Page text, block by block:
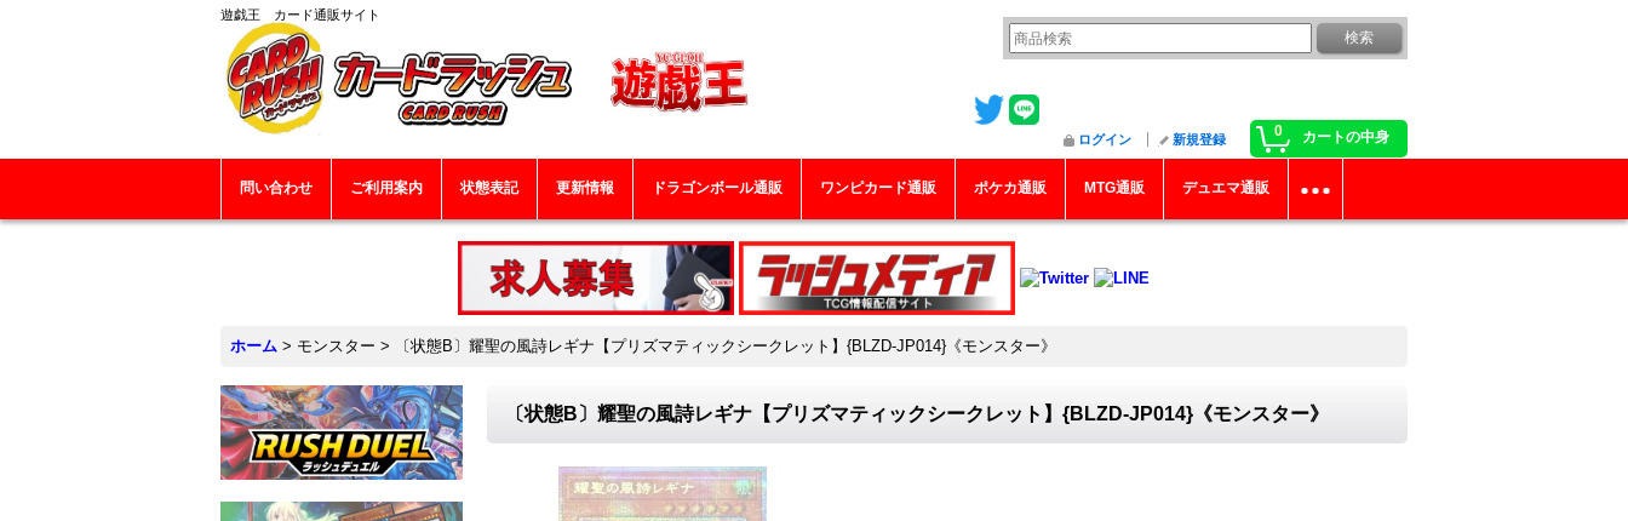
遊戯王 カード通販サイト
0 カートの中身
ログイン 新規登録
問い合わせ ご利用案内 状態表記 更新情報 ドラゴンボール通販 ワンピカード通販 ポケカ通販 MTG通販 デュエマ通販
ホーム > モンスター > 〔状態B〕耀聖の風詩レギナ【プリズマティックシークレット】{BLZD-JP014}《モンスター》
〔状態B〕耀聖の風詩レギナ【プリズマティックシークレット】{BLZD-JP014}《モンスター》